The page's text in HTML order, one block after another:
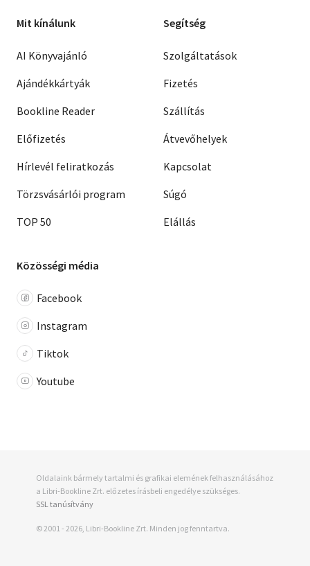
Mit kínálunk
AI Könyvajánló
Ajándékkártyák
Bookline Reader
Előfizetés
Hírlevél feliratkozás
Törzsvásárlói program
TOP 50
Segítség
Szolgáltatások
Fizetés
Szállítás
Átvevőhelyek
Kapcsolat
Súgó
Elállás
Közösségi média
Facebook
Instagram
Tiktok
Youtube
Oldalaink bármely tartalmi és grafikai elemének felhasználásához
a Libri-Bookline Zrt. előzetes írásbeli engedélye szükséges.
SSL tanúsítvány
© 2001 - 2026, Libri-Bookline Zrt. Minden jog fenntartva.